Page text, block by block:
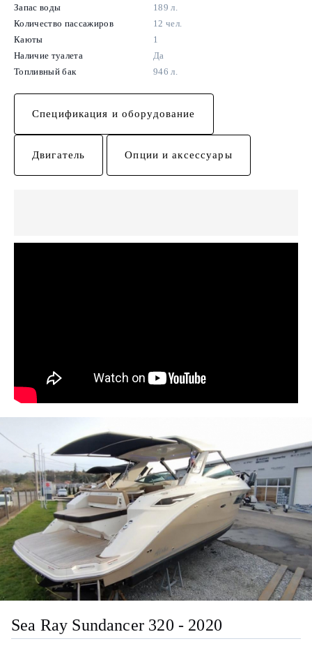
Запас воды
189 л.
Количество пассажиров
12 чел.
Каюты
1
Наличие туалета
Да
Топливный бак
946 л.
Спецификация и оборудование
Двигатель Опции и аксессуары
Sea Ray Sundancer 320 - 2020